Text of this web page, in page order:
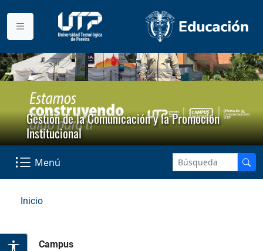
Gestión de la Comunicación y la Promoción
Institucional
Menú
Inicio
Campus